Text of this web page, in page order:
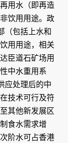
用水（即再造
饮用用途。政
（包括上水和
用用途，相关
臣道石矿场用
中水重用系
应处理后的中
技术可行及符
其他新发展区
食水需求增
阶水可占香港